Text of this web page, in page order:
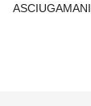
ASCIUGAMANI